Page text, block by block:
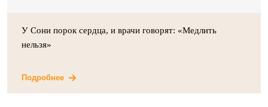
У Сони порок сердца, и врачи говорят: «Медлить
нельзя»
Подробнее